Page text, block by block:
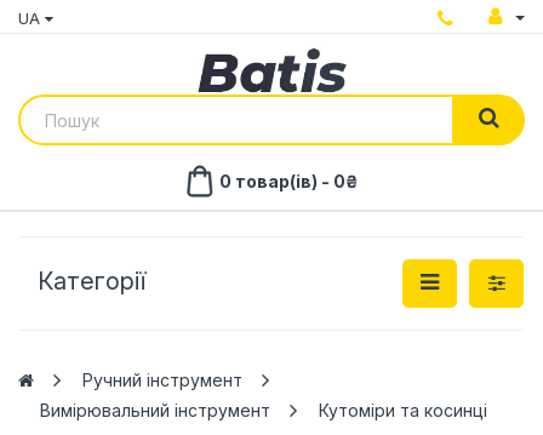
UA
0 товар(ів) - 0₴
Категорії
Ручний інструмент
Вимірювальний інструмент
Кутоміри та косинці